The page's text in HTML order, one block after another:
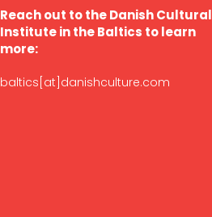
Reach out to the Danish Cultural
Institute in the Baltics to learn
more:
baltics[at]danishculture.com